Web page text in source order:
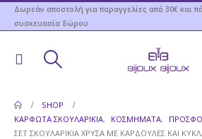
Δωρεάν αποστολή για παραγγελίες από 30€ και
συσκευασία δώρου
SHOP
ΚΑΡΦΩΤΆ ΣΚΟΥΛΑΡΊΚΙΑ, ΚΟΣΜΉΜΑΤΑ,
ΣΕΤ ΣΚΟΥΛΑΡΊΚΙΑ ΧΡΥΣΆ ΜΕ ΚΑΡΔΟΎΛΕΣ ΚΑΙ